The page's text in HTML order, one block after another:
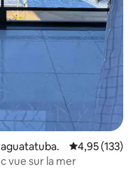
Évaluation
4,95 (133)
vue sur la mer